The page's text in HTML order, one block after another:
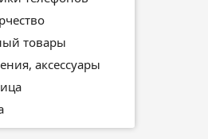
товары
аксессуары